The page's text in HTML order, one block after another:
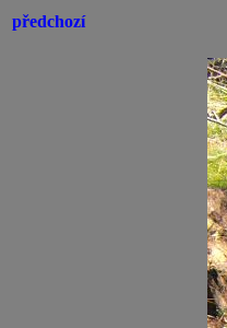
předchozí